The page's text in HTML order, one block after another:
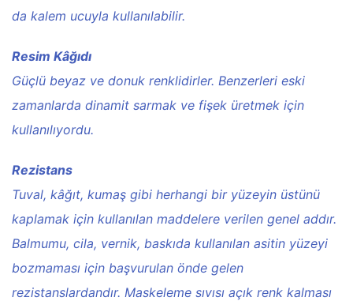
da kalem ucuyla kullanılabilir.
Resim Kâğıdı
Güçlü beyaz ve donuk renklidirler. Benzerleri eski
zamanlarda dinamit sarmak ve fişek üretmek için
kullanılıyordu.
Rezistans
Tuval, kâğıt, kumaş gibi herhangi bir yüzeyin üstünü
kaplamak için kullanılan maddelere verilen genel addır.
Balmumu, cila, vernik, baskıda kullanılan asitin yüzeyi
bozmaması için başvurulan önde gelen
rezistanslardandır. Maskeleme sıvısı açık renk kalması